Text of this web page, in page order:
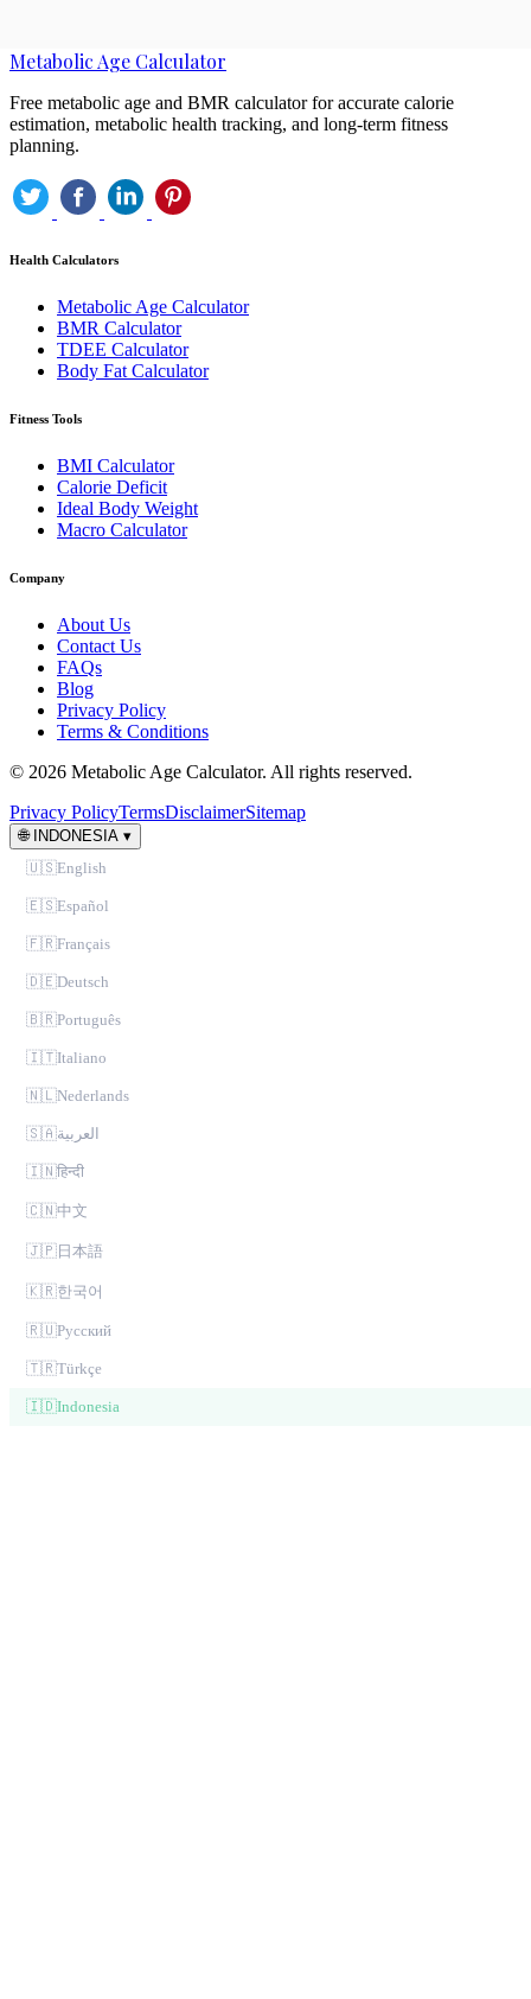
Metabolic Age Calculator
Free metabolic age and BMR calculator for accurate calorie
estimation, metabolic health tracking, and long-term fitness
planning.
Health Calculators
Metabolic Age Calculator
BMR Calculator
TDEE Calculator
Body Fat Calculator
Fitness Tools
BMI Calculator
Calorie Deficit
Ideal Body Weight
Macro Calculator
Company
About Us
Contact Us
FAQs
Blog
Privacy Policy
Terms & Conditions
© 2026 Metabolic Age Calculator. All rights reserved.
Privacy PolicyTermsDisclaimerSitemap
🌐 INDONESIA ▾
🇺🇸English
🇪🇸Español
🇫🇷Français
🇩🇪Deutsch
🇧🇷Português
🇮🇹Italiano
🇳🇱Nederlands
🇸🇦العربية
🇮🇳हिन्दी
🇨🇳中文
🇯🇵 日本語
🇰🇷한국어
🇷🇺Русский
🇹🇷Türkçe
🇮🇩Indonesia